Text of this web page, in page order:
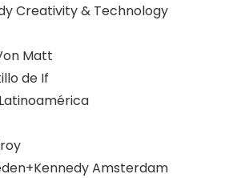
Creativity & Technology
Matt
de If
Amsterdam